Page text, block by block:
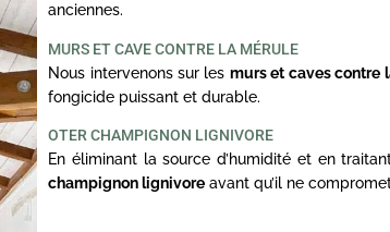
anciennes.
MURS ET CAVE CONTRE LA MÉRULE
Nous intervenons sur les murs et caves contre
fongicide puissant et durable.
OTER CHAMPIGNON LIGNIVORE
En éliminant la source d’humidité et en
champignon lignivore avant qu’il ne